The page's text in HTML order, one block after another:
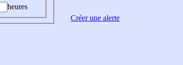
heures
Créer une alerte